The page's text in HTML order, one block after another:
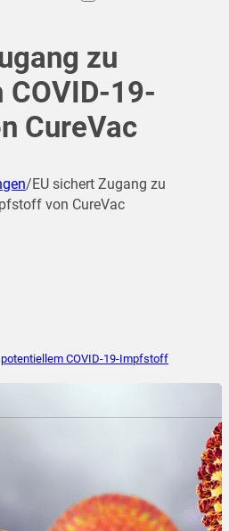
zu
19-
CureVac
/EU sichert Zugang zu
von CureVac
potentiellem COVID-19-Impfstoff